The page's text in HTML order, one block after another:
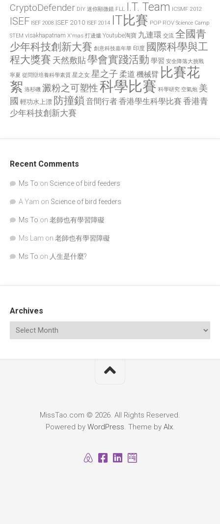
CryptoDefender DIY 迷你顯微鏡 FLL I.T. Team ICSMF 2012
ISEF ISEF 2008 ISEF 2010 ISEF 2014 IT比賽 POP ROV Science Camp
STEM visakhapatnam X'mas 打邊爐 Youtube淘寶 九連環 交流 全國青
少年科技創新大賽 創意科技嘉年華 印度 國際科學與工
程大獎賽 天然敷貼學會實踐活動 學習 安全降落大挑戰
寧夏 從問辯培養科學素質 星之女 星之子 柔道 機械臂 比賽花
絮 洛杉磯 澱粉之可塑性科學比賽 科學研究 空氣炮 美
國 輕功水上漂 防撞鎖 音間行者香港學生科學比賽 香港青
少年科技創新大賽
Recent Comments
Ms To on Science of bird feeders
A Yam on Science of bird feeders
Ms To on 老師也有學習障礙
Ms Lam on 老師也有學習障礙
Ms To on 人生是什麼?
Archives
MissTao.com © 2026. All Rights Reserved.
Powered by WordPress. Theme by Alx.